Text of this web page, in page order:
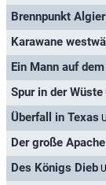
Brennpunkt Algier
Karawane
Ein Mann auf
Spur in der Wüste
Überfall in Texas
Der große Apache
Des Königs Dieb